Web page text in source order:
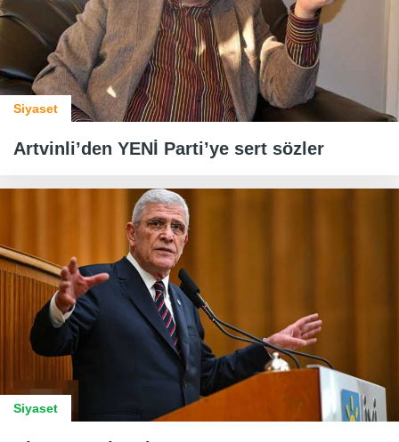
Siyaset
Artvinli’den YENİ Parti’ye sert sözler
Siyaset